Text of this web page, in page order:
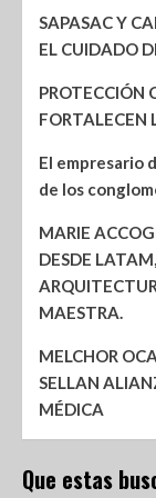
SAPASAC Y
EL CUIDADO
PROTECCIÓN
FORTALECEN
El empresario
de los
MARIE
DESDE
MAESTRA.
MELCHOR
SELLAN
MÉDICA
Que estas